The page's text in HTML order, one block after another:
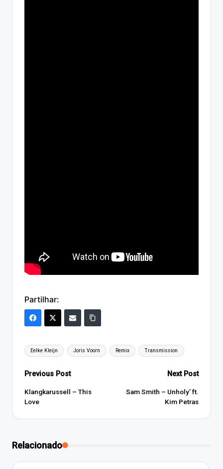
Partilhar:
Tags:
Eelke Kleijn Joris Voorn Remix Transmission
Post
navigation
Previous Post
Klangkarussell – This
Love
Next Post
Sam Smith – Unholy’ ft.
Kim Petras
Relacionado